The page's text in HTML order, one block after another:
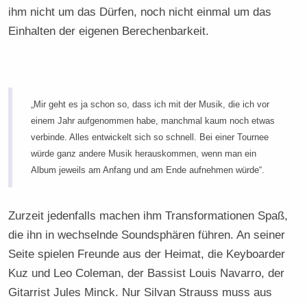
ihm nicht um das Dürfen, noch nicht einmal um das
Einhalten der eigenen Berechenbarkeit.
„Mir geht es ja schon so, dass ich mit der Musik, die ich vor
einem Jahr aufgenommen habe, manchmal kaum noch etwas
verbinde. Alles entwickelt sich so schnell. Bei einer Tournee
würde ganz andere Musik herauskommen, wenn man ein
Album jeweils am Anfang und am Ende aufnehmen würde“.
Zurzeit jedenfalls machen ihm Transformationen Spaß,
die ihn in wechselnde Soundsphären führen. An seiner
Seite spielen Freunde aus der Heimat, die Keyboarder
Kuz und Leo Coleman, der Bassist Louis Navarro, der
Gitarrist Jules Minck. Nur Silvan Strauss muss aus